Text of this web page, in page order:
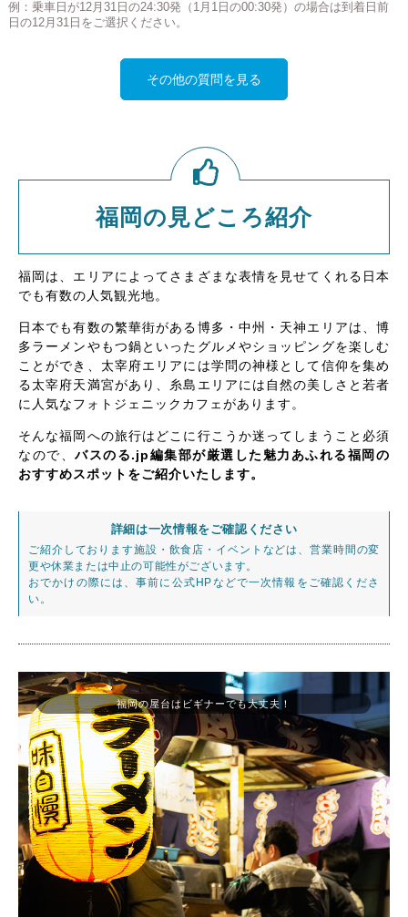
例：乗車日が12月31日の24:30発（1月1日の00:30発）の場合は到着日前
日の12月31日をご選択ください。
その他の質問を見る
福岡の見どころ紹介
福岡は、エリアによってさまざまな表情を見せてくれる日本
でも有数の人気観光地。
日本でも有数の繁華街がある博多・中州・天神エリアは、博
多ラーメンやもつ鍋といったグルメやショッピングを楽しむ
ことができ、太宰府エリアには学問の神様として信仰を集め
る太宰府天満宮があり、糸島エリアには自然の美しさと若者
に人気なフォトジェニックカフェがあります。
そんな福岡への旅行はどこに行こうか迷ってしまうこと必須
なので、バスのる.jp編集部が厳選した魅力あふれる福岡の
おすすめスポットをご紹介いたします。
詳細は一次情報をご確認ください
ご紹介しております施設・飲食店・イベントなどは、営業時間の変
更や休業または中止の可能性がございます。
おでかけの際には、事前に公式HPなどで一次情報をご確認くださ
い。
福岡の屋台はビギナーでも大丈夫！